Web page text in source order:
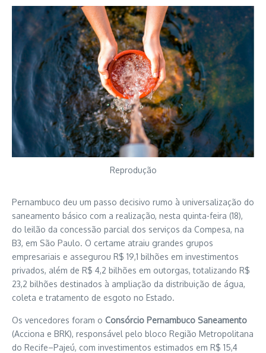
Reprodução
Pernambuco deu um passo decisivo rumo à universalização do
saneamento básico com a realização, nesta quinta-feira (18),
do leilão da concessão parcial dos serviços da Compesa, na
B3, em São Paulo. O certame atraiu grandes grupos
empresariais e assegurou R$ 19,1 bilhões em investimentos
privados, além de R$ 4,2 bilhões em outorgas, totalizando R$
23,2 bilhões destinados à ampliação da distribuição de água,
coleta e tratamento de esgoto no Estado.
Os vencedores foram o Consórcio Pernambuco Saneamento
(Acciona e BRK), responsável pelo bloco Região Metropolitana
do Recife–Pajeú, com investimentos estimados em R$ 15,4